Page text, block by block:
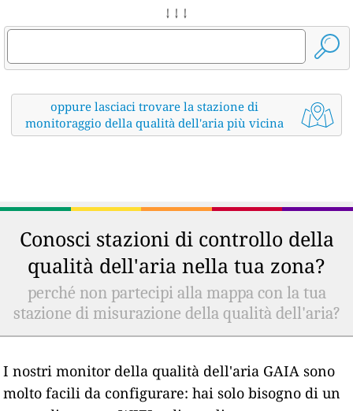
↓ ↓ ↓
oppure lasciaci trovare la stazione di
monitoraggio della qualità dell'aria più vicina
Conosci stazioni di controllo della
qualità dell'aria nella tua zona?
perché non partecipi alla mappa con la tua
stazione di misurazione della qualità dell'aria?
I nostri monitor della qualità dell'aria GAIA sono
molto facili da configurare: hai solo bisogno di un